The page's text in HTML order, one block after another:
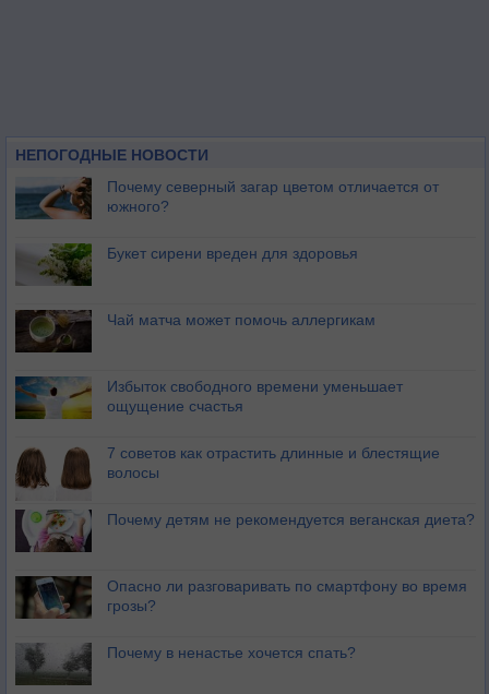
НЕПОГОДНЫЕ НОВОСТИ
Почему северный загар цветом отличается от
южного?
Букет сирени вреден для здоровья
Чай матча может помочь аллергикам
Избыток свободного времени уменьшает
ощущение счастья
7 советов как отрастить длинные и блестящие
волосы
Почему детям не рекомендуется веганская диета?
Опасно ли разговаривать по смартфону во время
грозы?
Почему в ненастье хочется спать?